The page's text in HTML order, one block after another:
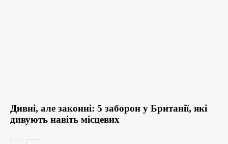
Дивні, але законні: 5 заборон у Британії, які
дивують навіть місцевих